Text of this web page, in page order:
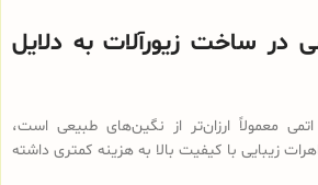
در ساخت زیورآلات به دلایل
معمولاً ارزان‌تر از نگین‌های طبیعی است،
زیبایی با کیفیت بالا به هزینه کمتری داشته